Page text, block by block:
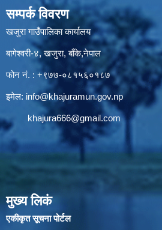
सम्पर्क विवरण
खजुरा गाउँपालिका कार्यालय
बागेश्वरी-४, खजुरा, बाँके,नेपाल
फोन नं. : +९७७-०८१५६०१८७
इमेल: info@khajuramun.gov.np
khajura666@gmail.com
मुख्य लिकं
एकीकृत सूचना पोर्टल